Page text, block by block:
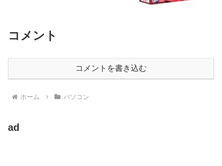
コメント
コメントを書き込む
ホーム パソコン
ad